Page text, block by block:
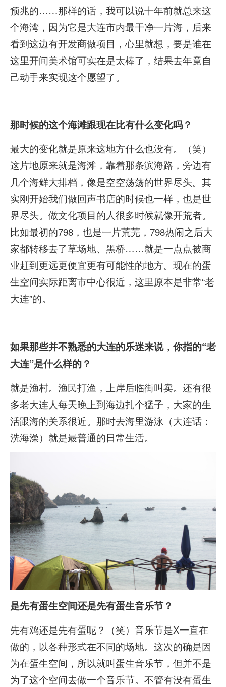
预兆的……那样的话，我可以说十年前就总来这
个海湾，因为它是大连市内最干净一片海，后来
看到这边有开发商做项目，心里就想，要是谁在
这里开间美术馆可实在是太棒了，结果去年竟自
己动手来实现这个愿望了。
那时候的这个海滩跟现在比有什么变化吗？
最大的变化就是原来这地方什么也没有。（笑）
这片地原来就是海滩，靠着那条滨海路，旁边有
几个海鲜大排档，像是空空荡荡的世界尽头。其
实刚开始我们做回声书店的时候也一样，也是世
界尽头。做文化项目的人很多时候就像开荒者。
比如最初的798，也是一片荒芜，798热闹之后大
家都转移去了草场地、黑桥……就是一点点被商
业赶到更远更便宜更有可能性的地方。现在的蛋
生空间实际距离市中心很近，这里原本是非常“老
大连”的。
如果那些并不熟悉的大连的乐迷来说，你指的“老
大连”是什么样的？
就是渔村。渔民打渔，上岸后临街叫卖。还有很
多老大连人每天晚上到海边扎个猛子，大家的生
活跟海的关系很近。那时去海里游泳（大连话：
洗海澡）就是最普通的日常生活。
是先有蛋生空间还是先有蛋生音乐节？
先有鸡还是先有蛋呢？（笑）音乐节是X一直在
做的，以各种形式在不同的场地。这次的确是因
为在蛋生空间，所以就叫蛋生音乐节，但并不是
为了这个空间去做一个音乐节。不管有没有蛋生